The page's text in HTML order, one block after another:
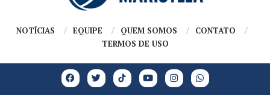
NOTÍCIAS EQUIPE QUEM SOMOS
CONTATO
TERMOS DE USO